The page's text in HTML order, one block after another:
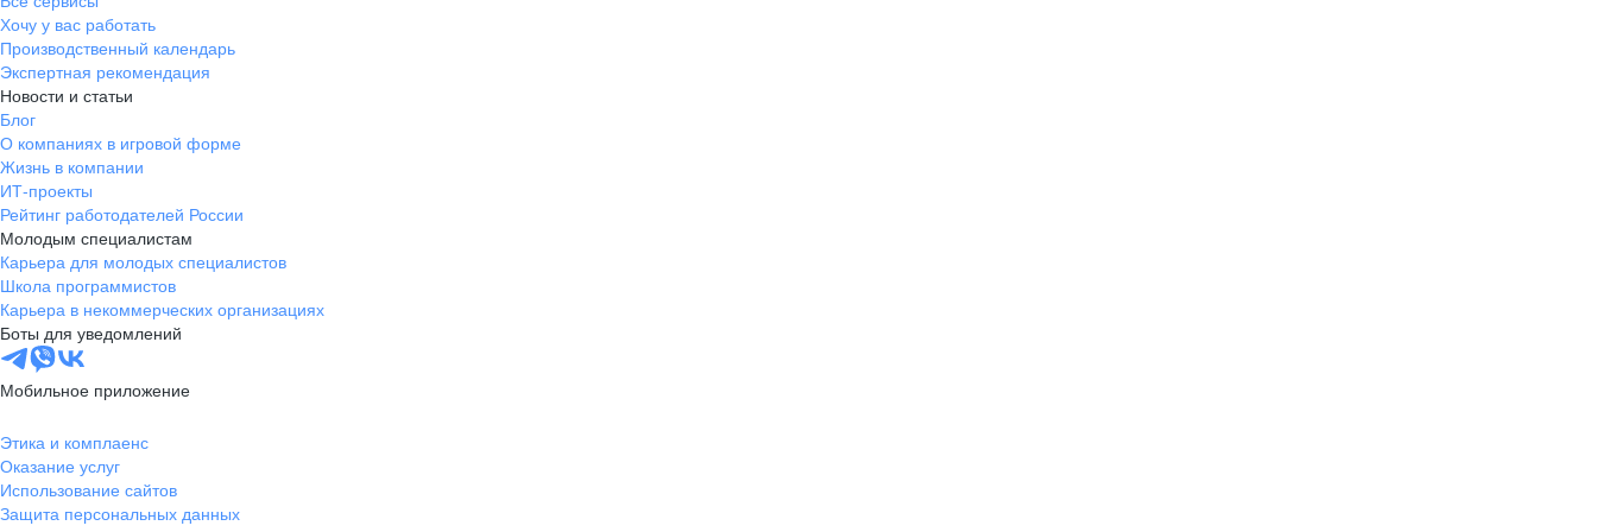
Хочу у вас работать
Производственный календарь
Экспертная рекомендация
Новости и статьи
Блог
О компаниях в игровой форме
Жизнь в компании
ИТ-проекты
Рейтинг работодателей России
Молодым специалистам
Карьера для молодых специалистов
Школа программистов
Карьера в некоммерческих организациях
Боты для уведомлений
Мобильное приложение
Этика и комплаенс
Оказание услуг
Использование сайтов
Защита персональных данных